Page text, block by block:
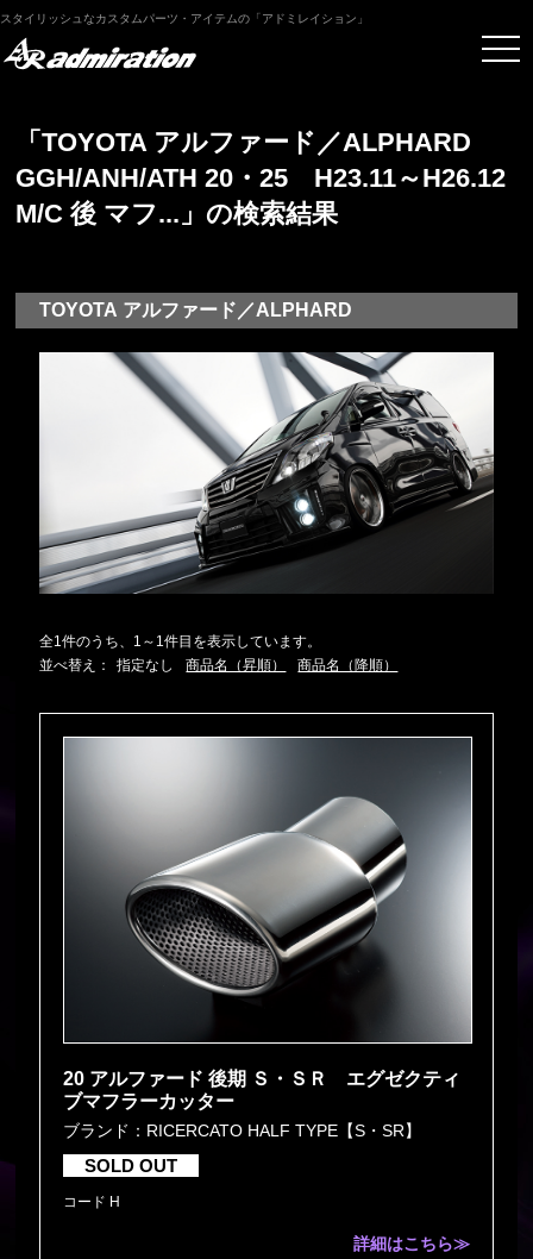
スタイリッシュなカスタムパーツ・アイテムの「アドミレイション」
「TOYOTA アルファード／ALPHARD
GGH/ANH/ATH 20・25 H23.11～H26.12
M/C 後 マフ...」の検索結果
TOYOTA アルファード／ALPHARD
全1件のうち、1～1件目を表示しています。
並べ替え：
指定なし 商品名（昇順） 商品名（降順）
20 アルファード 後期 Ｓ・ＳＲ エグゼクティ
ブマフラーカッター
ブランド：RICERCATO HALF TYPE【S・SR】
SOLD OUT
コード H
詳細はこちら≫